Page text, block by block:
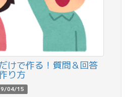
けで作る！質問＆回答
り方
04/15